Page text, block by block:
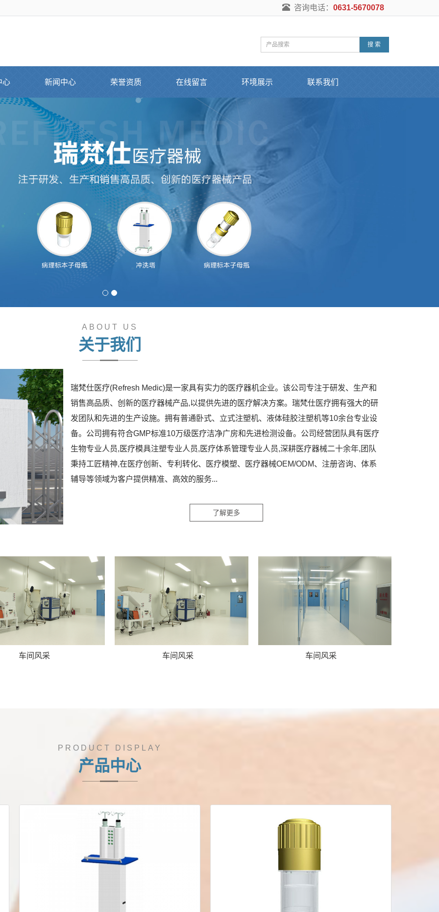
咨询电话： 0631-5670078
搜 索
心 新闻中心 荣誉资质 在线留言 环境展示 联系我们
ABOUT US
关于我们
瑞梵仕医疗(Refresh Medic)是一家具有实力的医疗器机企业。该公司专注于研发、生产和
销售高品质、创新的医疗器械产品,以提供先进的医疗解决方案。瑞梵仕医疗拥有强大的研
发团队和先进的生产设施。拥有普通卧式、立式注塑机、液体硅胶注塑机等10余台专业设
备。公司拥有符合GMP标准10万级医疗洁净广房和先进检测设备。公司经营团队具有医疗
生物专业人员,医疗模具注塑专业人员,医疗体系管理专业人员,深耕医疗器械二十余年,团队
秉持工匠精神,在医疗创新、专利转化、医疗模塑、医疗器械OEM/ODM、注册咨询、体系
辅导等领域为客户提供精准、高效的服务...
了解更多
车间风采 车间风采 车间风采
PRODUCT DISPLAY
产品中心